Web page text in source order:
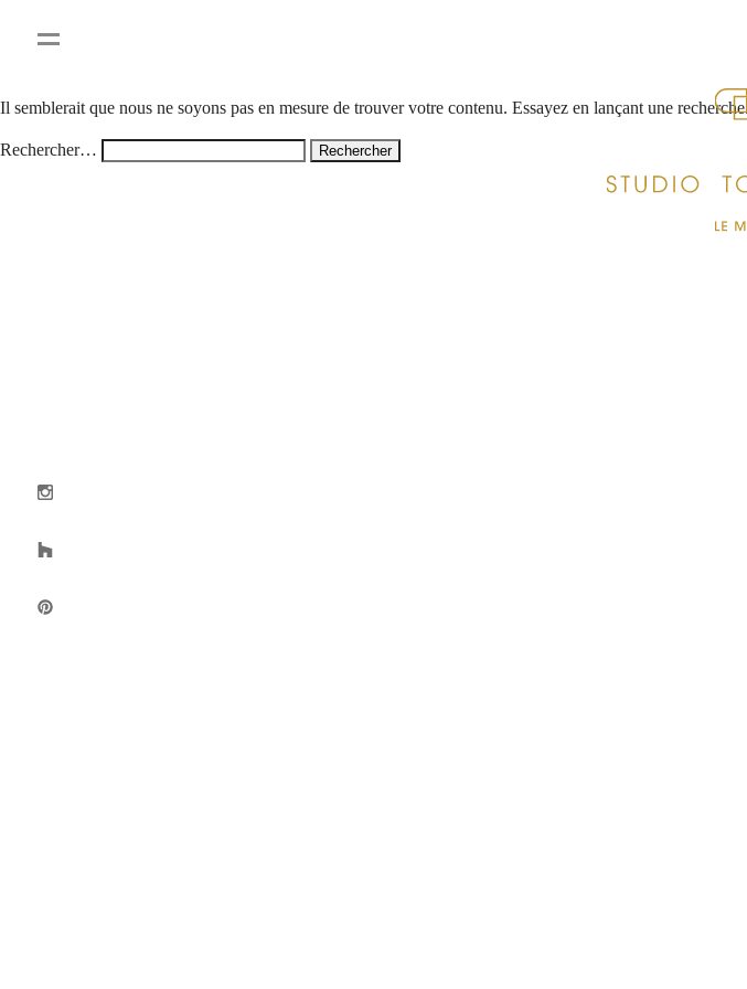
Rien ici
Il semblerait que nous ne soyons pas en mesure de trouver votre contenu. Essayez en lançant une recherche.
Rechercher…